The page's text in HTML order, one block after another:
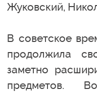
Жуковский,
В советское
продолжила
заметно
предметов.